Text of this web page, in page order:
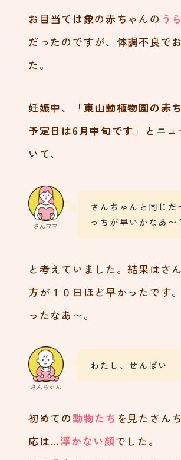
お目当ては象の赤ちゃんの う
だったのですが、体調不良で
た。
妊娠中、
「東山動植物園の赤
予定日は6月中旬です」 とニ
いて、
さんママ
さんちゃんと同じだ
っちが早いかなあ〜
と考えていました。結果はさ
方が１０日ほど早かったです
ったなあ〜。
さんちゃん
わたし、せんぱい
初めての動物たち を見たさん
応は…浮かない顔でした。